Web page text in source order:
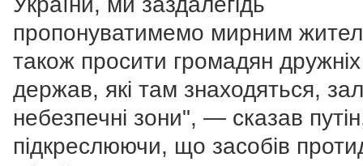
пропонуватимемо мирним
також просити громадян дружніх
держав, які там знаходяться,
небезпечні зони", — сказав
підкреслюючи, що засобів